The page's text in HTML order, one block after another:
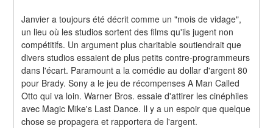
Janvier a toujours été décrit comme un "mois de vidage",
un lieu où les studios sortent des films qu'ils jugent non
compétitifs. Un argument plus charitable soutiendrait que
divers studios essaient de plus petits contre-programmeurs
dans l'écart. Paramount a la comédie au dollar d'argent 80
pour Brady. Sony a le jeu de récompenses A Man Called
Otto qui va loin. Warner Bros. essaie d'attirer les cinéphiles
avec Magic Mike's Last Dance. Il y a un espoir que quelque
chose se propagera et rapportera de l'argent.